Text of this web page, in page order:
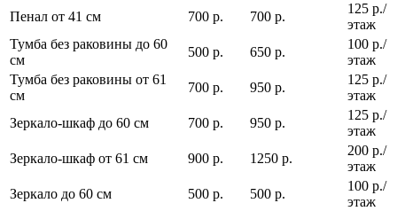
Пенал от 41 см
700 р. 700 р.
125 р./
этаж
Тумба без раковины до 60
см
500 р. 650 р.
100 р./
этаж
Тумба без раковины от 61
см
700 р. 950 р.
125 р./
этаж
Зеркало-шкаф до 60 см
700 р. 950 р.
125 р./
этаж
Зеркало-шкаф от 61 см
900 р. 1250 р.
200 р./
этаж
Зеркало до 60 см
500 р. 500 р.
100 р./
этаж